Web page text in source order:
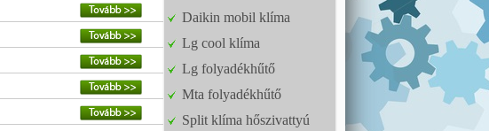
Daikin mobil klíma
Lg cool klíma
Lg folyadékhűtő
Mta folyadékhűtő
Split klíma hőszivattyú